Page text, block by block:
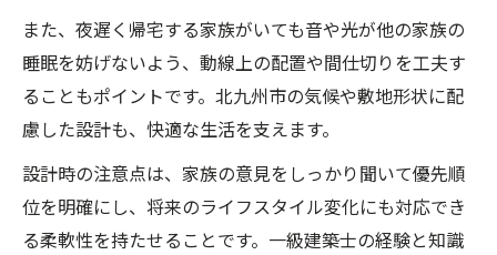
また、夜遅く帰宅する家族がいても音や光が他の家族の
睡眠を妨げないよう、動線上の配置や間仕切りを工夫す
ることもポイントです。北九州市の気候や敷地形状に配
慮した設計も、快適な生活を支えます。
設計時の注意点は、家族の意見をしっかり聞いて優先順
位を明確にし、将来のライフスタイル変化にも対応でき
る柔軟性を持たせることです。一級建築士の経験と知識